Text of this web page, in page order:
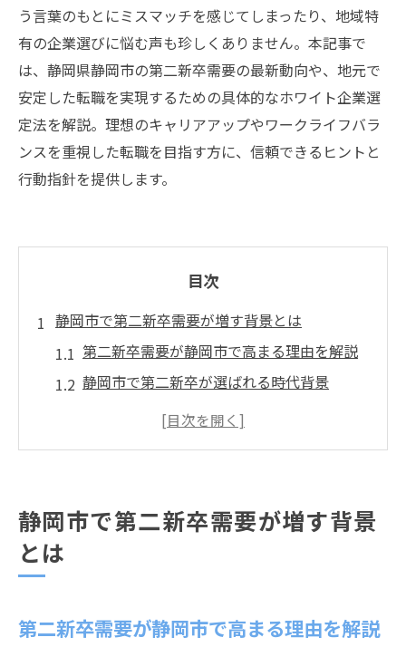
う言葉のもとにミスマッチを感じてしまったり、地域特
有の企業選びに悩む声も珍しくありません。本記事で
は、静岡県静岡市の第二新卒需要の最新動向や、地元で
安定した転職を実現するための具体的なホワイト企業選
定法を解説。理想のキャリアアップやワークライフバラ
ンスを重視した転職を目指す方に、信頼できるヒントと
行動指針を提供します。
目次
静岡市で第二新卒需要が増す背景とは
第二新卒需要が静岡市で高まる理由を解説
静岡市で第二新卒が選ばれる時代背景
働き方改革と第二新卒需要の関係性とは
第二新卒で静岡市転職を成功させる鍵
第二新卒転職で重視すべき静岡市の特徴
静岡市で第二新卒が知るべき転職準備術
静岡市で第二新卒需要が増す背景
とは
第二新卒需要が静岡市で高まる理由を解説